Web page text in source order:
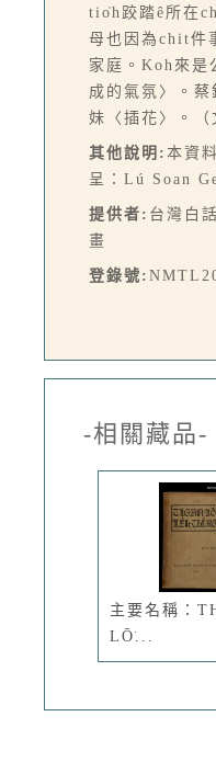
tio̍h跤踏ê所在
母也因為chit件
家庭。Koh來是
成的氣氛〉。
妹〈插花〉。
其他說明: 本資
呈：Lú Soan
提供者: 台灣白
畫
登錄號:
-相關藏品-
主要名稱：
LŌ͘...